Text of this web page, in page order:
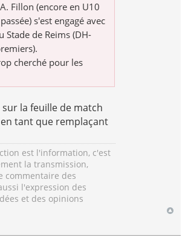
Fillon (encore en U10
s'est engagé avec
Stade de Reims (DH-
cherché pour les
sur la feuille de match
en tant que remplaçant
est l'information, c'est
la transmission,
commentaire des
l'expression des
et des opinions